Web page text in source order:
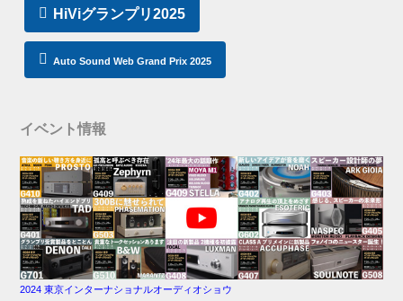
HiViグランプリ2025
Auto Sound Web Grand Prix 2025
イベント情報
2024 東京インターナショナルオーディオショウ